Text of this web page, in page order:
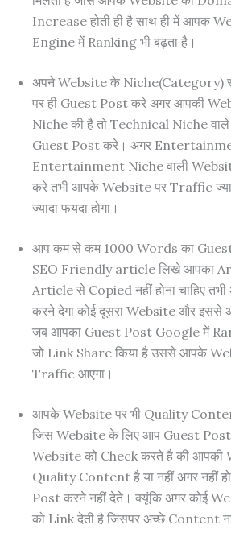
Increase होती ही है साथ ही में आपक
Engine में Ranking भी बढ़ता है।
अपने Website के Niche(Category)
पर ही Guest Post करे अगर आपकी
Niche की है तो Technical Niche
Guest Post करे। अगर
Entertainment Niche वाली
करे तभी आपके Website पर Traffic
ज्यादा फयदा होगा।
आप कम से कम 1000 Words का
SEO Friendly article लिखे आपका
Article से Copied नहीं होना चाहिए
करने देगा कोई दूसरा Website और इससे
जब आपका Guest Post Google में
जो Link Share किया है उससे आपके
Traffic आएगा।
आपके Website पर भी Quality Content
जिस Website के लिए आप Guest
Website को Check करते है की आपकी
Quality Content है या नहीं अगर नहीं
Post करने नहीं देते। क्यूंकि अगर कोई
को Link देती है जिसपर अच्छे Content